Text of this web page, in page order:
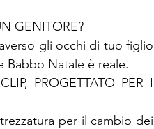
GENITORE?
gli occhi di tuo figlio
Babbo Natale è reale.
PROGETTATO PER I
per il cambio dei